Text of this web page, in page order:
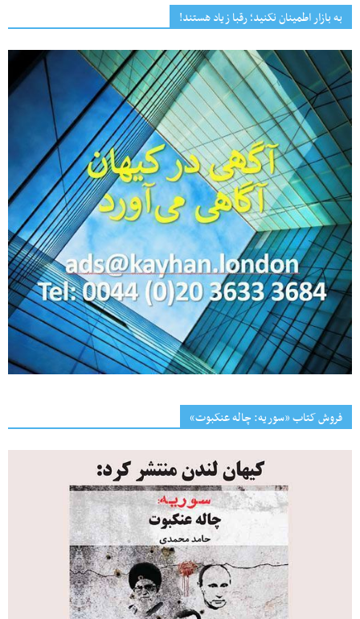
به بازار اطمینان نکنید؛ رقبا زیاد هستند!
فروش کتاب «سوریه: چاله عنکبوت»